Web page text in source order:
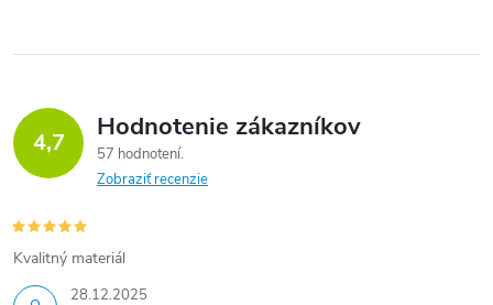
4,7 Hodnotenie zákazníkov
57 hodnotení
Zobraziť recenzie
28.12.2025
Kvalitný materiál